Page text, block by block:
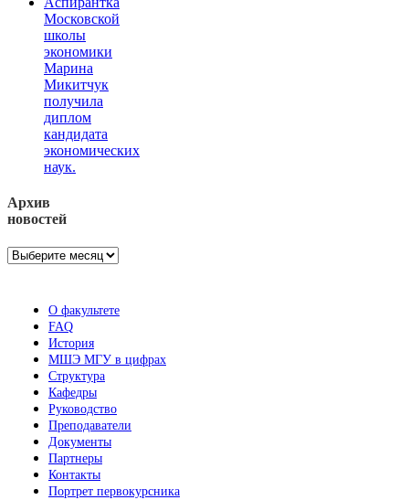
Московской
школы
экономики
Марина
Микитчук
получила
диплом
кандидата
экономических
наук.
Архив
новостей
Архив
О факультете
FAQ
История
МШЭ МГУ в цифрах
Структура
Кафедры
Руководство
Преподаватели
Документы
Партнеры
Контакты
Портрет первокурсника